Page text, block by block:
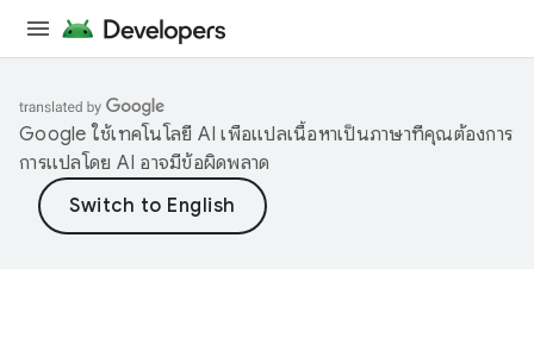
Google ใช้เทคโนโลยี AI เพื่อแปลเนื้อหาเป็นภาษาที่คุณต้องการ
การแปลโดย AI อาจมีข้อผิดพลาด